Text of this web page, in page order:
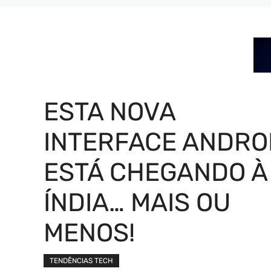
ESTA NOVA
INTERFACE
ESTÁ CHEGANDO À
ÍNDIA… MAIS OU
MENOS!
TENDÊNCIAS TECH